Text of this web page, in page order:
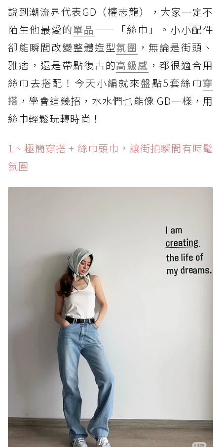
說到潮流界代表GD（權志龍），大家一定不
陌生他最愛的單品——「絲巾」。小小配件
卻能瞬間改變整體造型氛圍 ，無論是街頭、
雅痞，還是帶點復古的高級感 ，都很適合用
絲巾去搭配！今天小編就來盤點5套絲巾穿
搭 ，學會這幾招，水水們也能像 GD一樣，用
絲巾輕鬆玩轉時尚！
1、極簡穿搭 + 絲巾頭巾，讓街拍瞬間有時髦
氛圍